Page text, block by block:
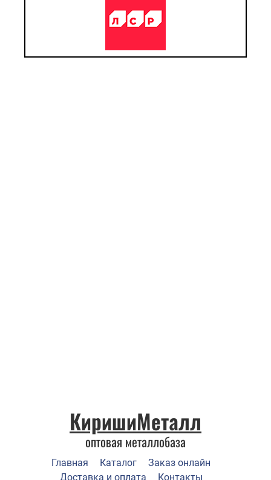
КиришиМеталл
оптовая металлобаза
Главная Каталог
Заказ онлайн
Доставка и оплата
Контакты